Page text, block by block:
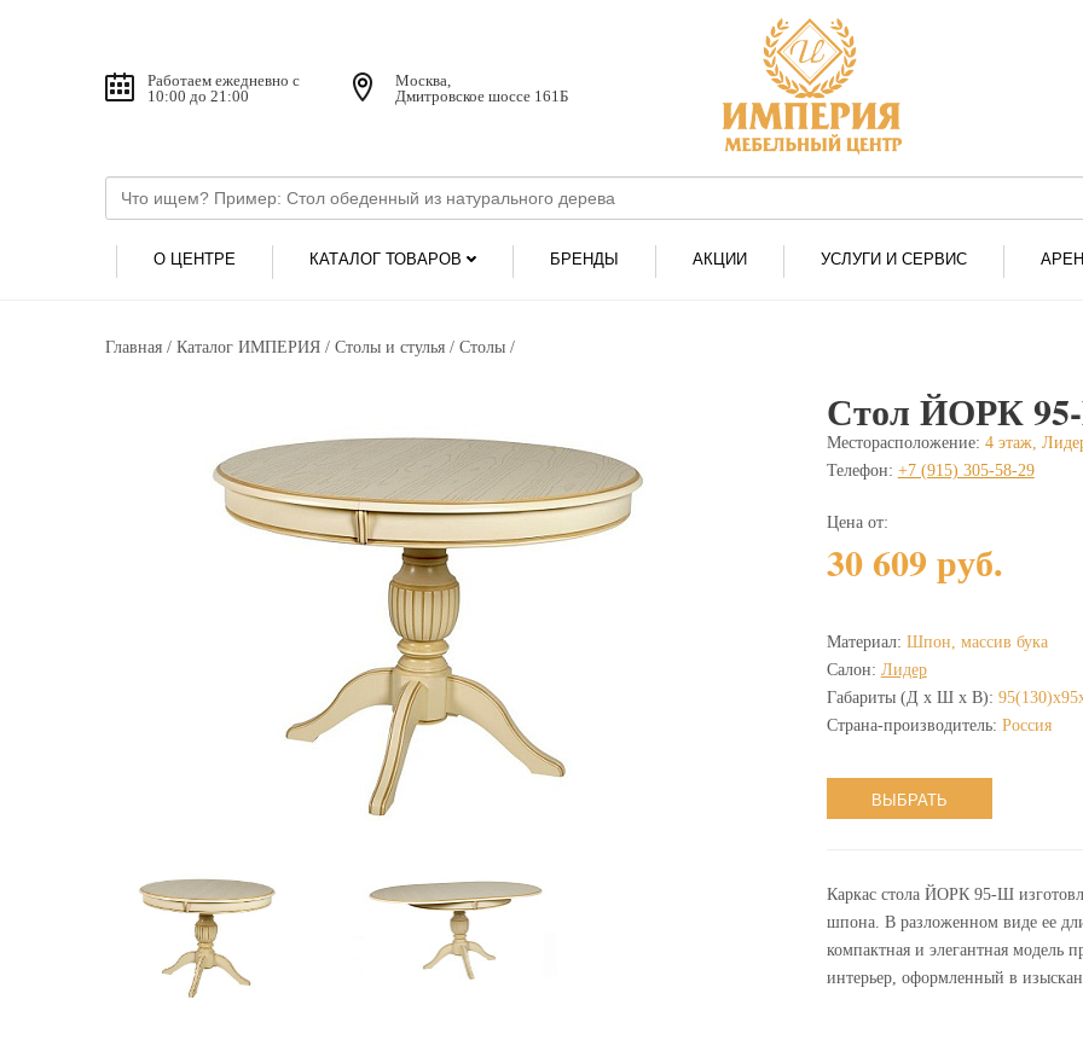
Работаем ежедневно с
10:00 до 21:00
Москва,
Дмитровское шоссе 161Б
О ЦЕНТРЕ КАТАЛОГ ТОВАРОВ БРЕНДЫ АКЦИИ УСЛУГИ И СЕРВИС
Главная Каталог ИМПЕРИЯ Столы и стулья Столы
Стол ЙОРК
Месторасположение: 4 этаж,
Телефон: +7 (915) 305-58-29
Цена от:
30 609 руб.
Материал: Шпон, массив бука
Салон: Лидер
Габариты (Д х Ш х В):
Страна-производитель: Россия
ВЫБРАТЬ
Каркас стола ЙОРК 95-Ш
шпона. В разложенном виде ее
компактная и элегантная модель
интерьер, оформленный в